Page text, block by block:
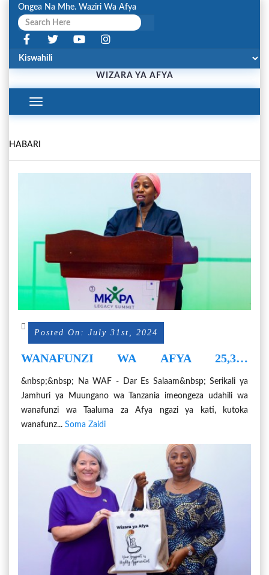
Ongea Na Mhe. Waziri Wa Afya
WIZARA YA AFYA
Toggle
Navigation
HABARI
Posted On: July 31st, 2024
WANAFUNZI WA AFYA 25,390
WA WATUMISHI
&nbsp;&nbsp; Na WAF - Dar Es Salaam&nbsp; Serikali ya
Jamhuri ya Muungano wa Tanzania imeongeza udahili wa
wanafunzi wa Taaluma za Afya ngazi ya kati, kutoka
wanafunz... Soma Zaidi